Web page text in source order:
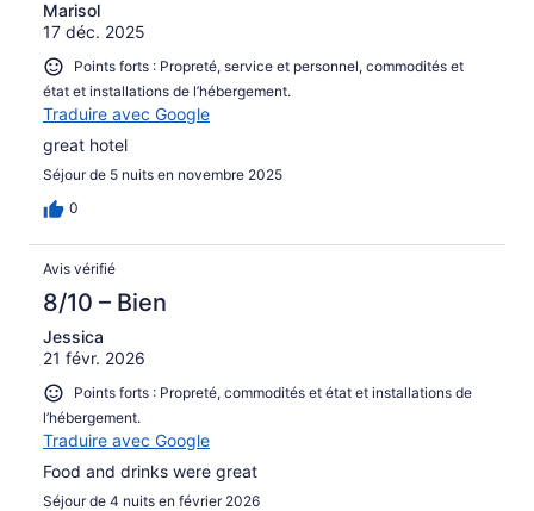
Marisol
17 déc. 2025
Points forts : Propreté, service et personnel, commodités et
état et installations de l’hébergement.
Traduire avec Google
great hotel
Séjour de 5 nuits en novembre 2025
0
Avis vérifié
8/10 – Bien
Jessica
21 févr. 2026
Points forts : Propreté, commodités et état et installations de
l’hébergement.
Traduire avec Google
Food and drinks were great
Séjour de 4 nuits en février 2026